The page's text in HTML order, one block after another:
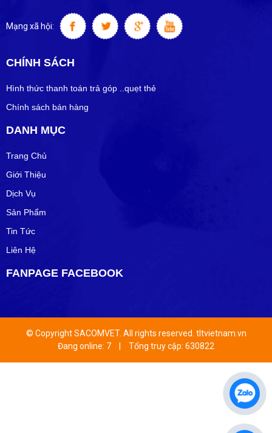
Mạng xã hội:
CHÍNH SÁCH
Hình thức thanh toán trả góp ..quẹt thẻ
Chính sách bán hàng
DANH MỤC
Trang Chủ
Giới Thiệu
Dịch Vụ
Sản Phẩm
Tin Tức
Liên Hệ
FANPAGE FACEBOOK
© Copyright SACOMVET. All rights reserved. tltvietnam.vn
Đang online: 7
Tổng truy cập: 630822